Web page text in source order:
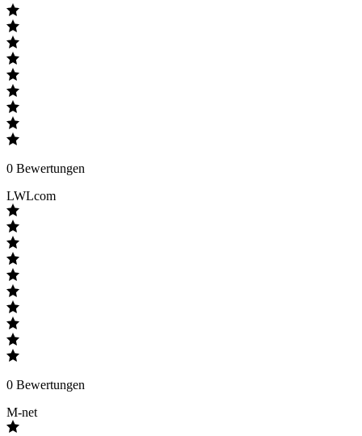
0 Bewertungen
LWLcom
0 Bewertungen
M-net